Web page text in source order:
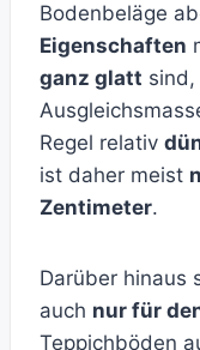
Bodenbeläge
Eigenschaften
ganz glatt
Regel relativ
ist daher meist
Zentimeter.
Darüber hinaus
auch nur für
Teppichböden